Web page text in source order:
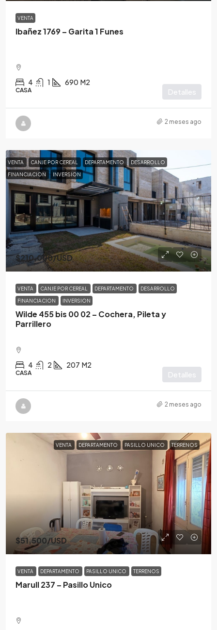
VENTA
Ibañez 1769 – Garita 1 Funes
4 1 690 M2
CASA Detalles
2 meses ago
VENTA CANJE POR CEREAL DEPARTAMENTO DESARROLLO
FINANCIACION INVERSION
$210,000/USD
VENTA CANJE POR CEREAL DEPARTAMENTO DESARROLLO
FINANCIACION INVERSION
Wilde 455 bis 00 02 – Cochera, Pileta y
Parrillero
4 2 207 M2
CASA Detalles
2 meses ago
VENTA DEPARTAMENTO PASILLO UNICO TERRENOS
$51,500/USD
VENTA DEPARTAMENTO PASILLO UNICO TERRENOS
Marull 237 – Pasillo Unico